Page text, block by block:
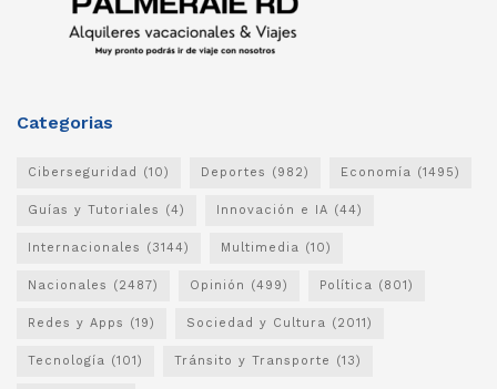
Categorias
Ciberseguridad (10) Deportes (982) Economía (1495)
Guías y Tutoriales (4) Innovación e IA (44)
Internacionales (3144) Multimedia (10)
Nacionales (2487) Opinión (499) Política (801)
Redes y Apps (19) Sociedad y Cultura (2011)
Tecnología (101) Tránsito y Transporte (13)